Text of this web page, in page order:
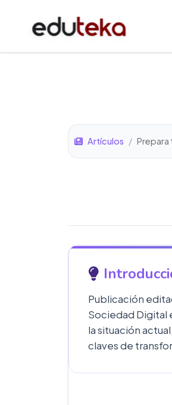
Artículos / Prepara
Publicación
Sociedad Digital
la situación
claves de